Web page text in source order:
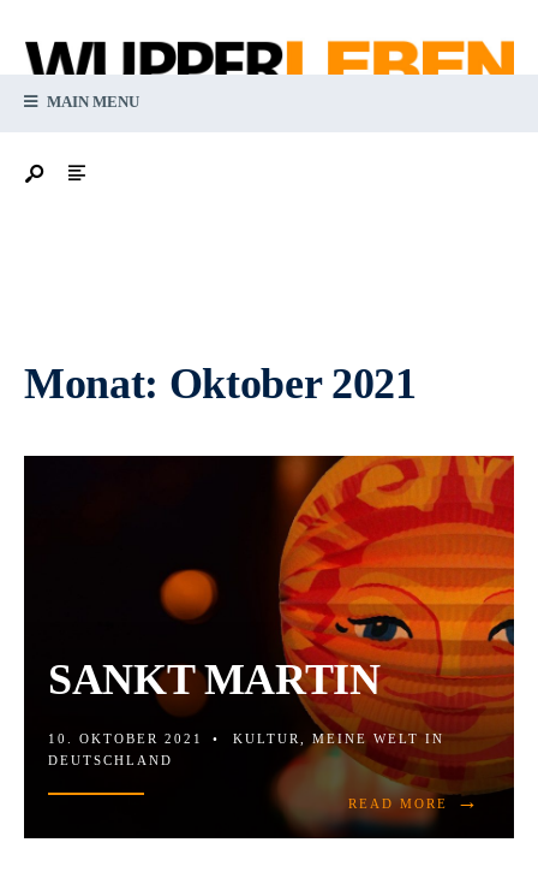
MAIN MENU
Monat: Oktober 2021
SANKT MARTIN
10. OKTOBER 2021 • KULTUR
MEINE WELT IN
DEUTSCHLAND
READ MORE →